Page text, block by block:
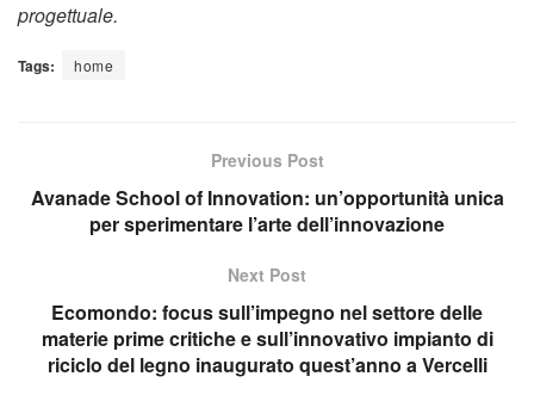
progettuale.
Tags: home
Previous Post
Avanade School of Innovation: un’opportunità unica
per sperimentare l’arte dell’innovazione
Next Post
Ecomondo: focus sull’impegno nel settore delle
materie prime critiche e sull’innovativo impianto di
riciclo del legno inaugurato quest’anno a Vercelli